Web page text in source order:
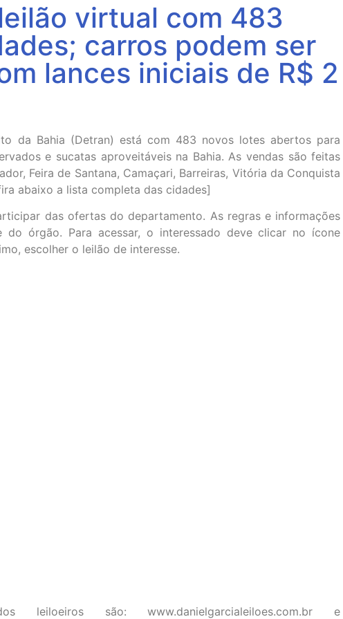
virtual com 483
carros podem ser
lances iniciais de R$ 2
da Bahia (Detran) está com 483 novos lotes abertos para
e sucatas aproveitáveis na Bahia. As vendas são feitas
Feira de Santana, Camaçari, Barreiras, Vitória da Conquista
abaixo a lista completa das cidades]
das ofertas do departamento. As regras e informações
do órgão. Para acessar, o interessado deve clicar no ícone
escolher o leilão de interesse.
leiloeiros são: www.danielgarcialeiloes.com.br e